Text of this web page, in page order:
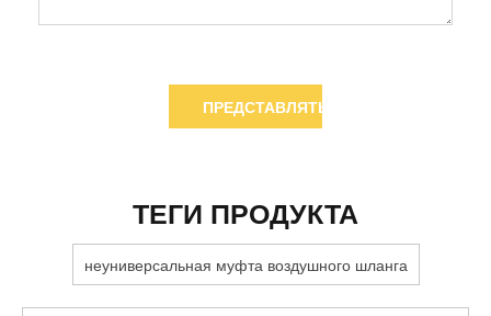
ПРЕДСТАВЛЯТЬ НА РАССМОТРЕНИЕ
ТЕГИ ПРОДУКТА
неуниверсальная муфта воздушного шланга